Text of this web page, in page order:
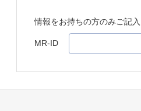
情報をお持ちの方のみご記入
MR-ID